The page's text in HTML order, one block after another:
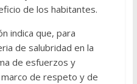
de los habitantes.
indica que, para
de salubridad en la
de esfuerzos y
de respeto y de